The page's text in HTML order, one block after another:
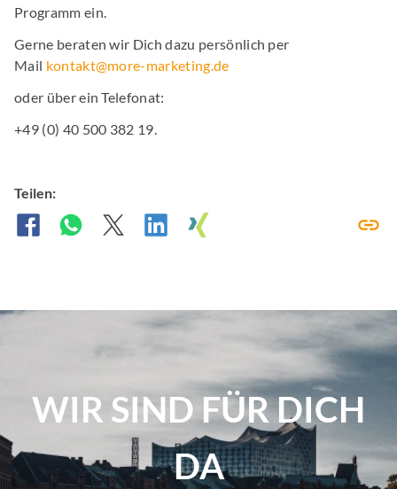
Programm ein.
Gerne beraten wir Dich dazu persönlich per
Mail kontakt@more-marketing.de
oder über ein Telefonat:
+49 (0) 40 500 382 19.
Teilen:
WIR SIND FÜR DICH
DA